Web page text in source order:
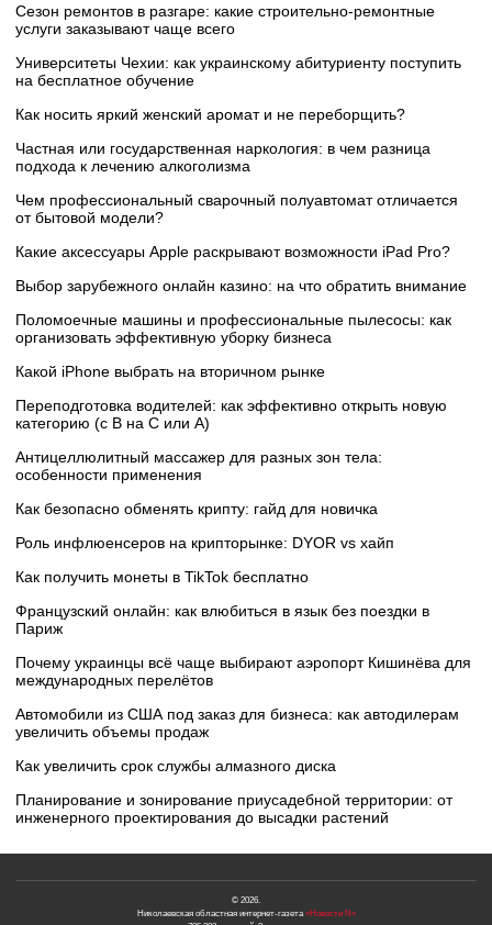
Сезон ремонтов в разгаре: какие строительно-ремонтные
услуги заказывают чаще всего
Университеты Чехии: как украинскому абитуриенту поступить
на бесплатное обучение
Как носить яркий женский аромат и не переборщить?
Частная или государственная наркология: в чем разница
подхода к лечению алкоголизма
Чем профессиональный сварочный полуавтомат отличается
от бытовой модели?
Какие аксессуары Apple раскрывают возможности iPad Pro?
Выбор зарубежного онлайн казино: на что обратить внимание
Поломоечные машины и профессиональные пылесосы: как
организовать эффективную уборку бизнеса
Какой iPhone выбрать на вторичном рынке
Переподготовка водителей: как эффективно открыть новую
категорию (с B на C или А)
Антицеллюлитный массажер для разных зон тела:
особенности применения
Как безопасно обменять крипту: гайд для новичка
Роль инфлюенсеров на крипторынке: DYOR vs хайп
Как получить монеты в TikTok бесплатно
Французский онлайн: как влюбиться в язык без поездки в
Париж
Почему украинцы всё чаще выбирают аэропорт Кишинёва для
международных перелётов
Автомобили из США под заказ для бизнеса: как автодилерам
увеличить объемы продаж
Как увеличить срок службы алмазного диска
Планирование и зонирование приусадебной территории: от
инженерного проектирования до высадки растений
© 2026.
Николаевская областная интернет-газета «Новости N»